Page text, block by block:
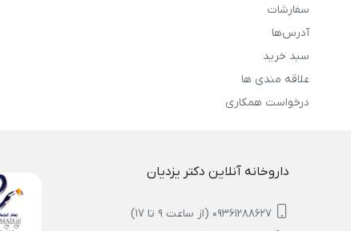
سفارشات
آدرس‌ها
سبد خرید
علاقه مندی ها
درخواست همکاری
داروخانه آنلاین دکتر یزدیان
09361288627 (از ساعت 9 تا 17)